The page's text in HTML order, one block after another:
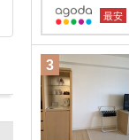
最安
3